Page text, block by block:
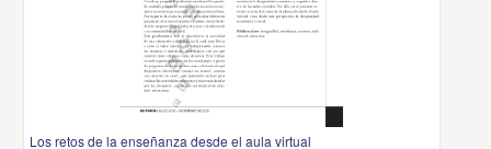
Los retos de la enseñanza desde el aula virtual